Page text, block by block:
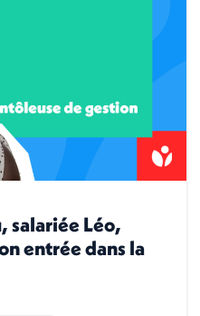
salariée Léo,
entrée dans la